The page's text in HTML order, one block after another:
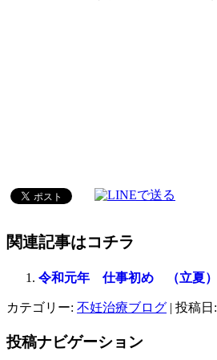
関連記事はコチラ
令和元年 仕事初め （立夏）
カテゴリー: 不妊治療ブログ | 投稿日:
投稿ナビゲーション